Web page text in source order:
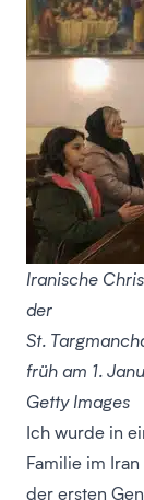
Iranische
der
St.
früh am 1.
Getty Images
Ich wurde in
Familie im
der ersten